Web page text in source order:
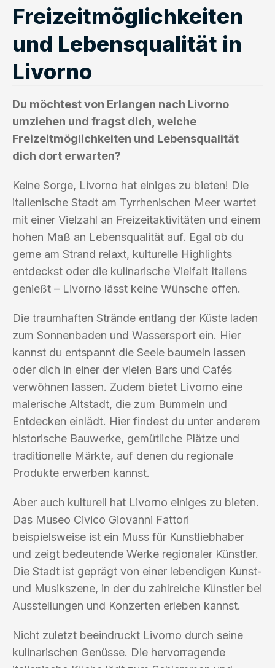
Freizeitmöglichkeiten
und Lebensqualität in
Livorno
Du möchtest von Erlangen nach Livorno
umziehen und fragst dich, welche
Freizeitmöglichkeiten und Lebensqualität
dich dort erwarten?
Keine Sorge, Livorno hat einiges zu bieten! Die
italienische Stadt am Tyrrhenischen Meer wartet
mit einer Vielzahl an Freizeitaktivitäten und einem
hohen Maß an Lebensqualität auf. Egal ob du
gerne am Strand relaxt, kulturelle Highlights
entdeckst oder die kulinarische Vielfalt Italiens
genießt – Livorno lässt keine Wünsche offen.
Die traumhaften Strände entlang der Küste laden
zum Sonnenbaden und Wassersport ein. Hier
kannst du entspannt die Seele baumeln lassen
oder dich in einer der vielen Bars und Cafés
verwöhnen lassen. Zudem bietet Livorno eine
malerische Altstadt, die zum Bummeln und
Entdecken einlädt. Hier findest du unter anderem
historische Bauwerke, gemütliche Plätze und
traditionelle Märkte, auf denen du regionale
Produkte erwerben kannst.
Aber auch kulturell hat Livorno einiges zu bieten.
Das Museo Civico Giovanni Fattori
beispielsweise ist ein Muss für Kunstliebhaber
und zeigt bedeutende Werke regionaler Künstler.
Die Stadt ist geprägt von einer lebendigen Kunst-
und Musikszene, in der du zahlreiche Künstler bei
Ausstellungen und Konzerten erleben kannst.
Nicht zuletzt beeindruckt Livorno durch seine
kulinarischen Genüsse. Die hervorragende